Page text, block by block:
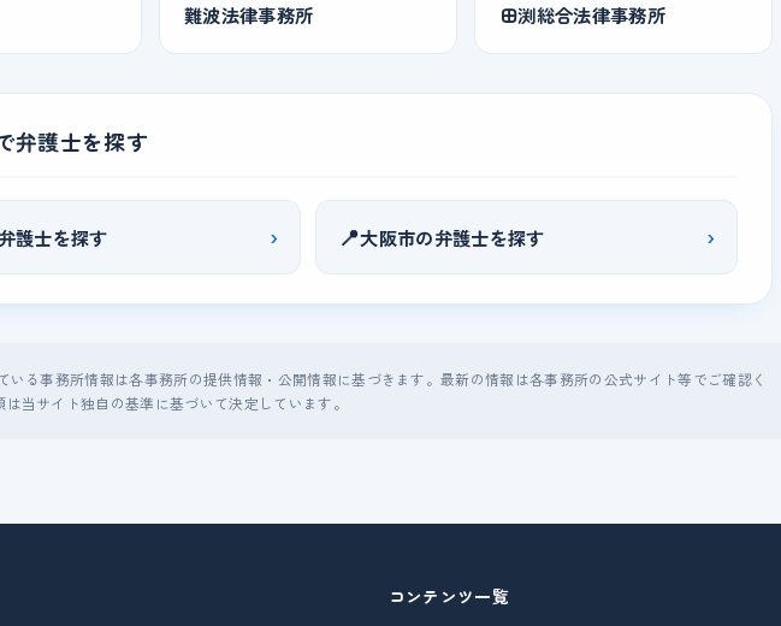
難波法律事務所 田渕総合法律事務所
弁護士を探す
護士を探す › 📍大阪市の弁護士を探す ›
る事務所情報は各事務所の提供情報・公開情報に基づきます。最新の情報は各事務所の公式サイト等でご確認く
当サイト独自の基準に基づいて決定しています。
コンテンツ一覧